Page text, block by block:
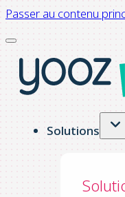
Passer au contenu
Solutions